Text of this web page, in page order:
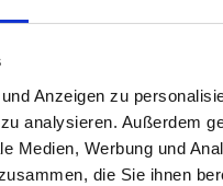
Anzeigen zu
analysieren. Außerdem
Medien, Werbung und
die Sie ihnen
lassen sich Feuchtigkeit
sich in Zeiten von
Das Ambiente bleibt
hat „Kärcher“ 2021